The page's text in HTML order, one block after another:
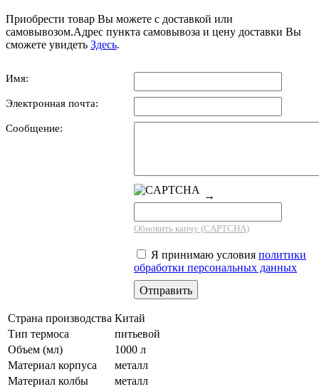
Приобрести товар Вы можете с доставкой или
самовывозом.Адрес пункта самовывоза и цену доставки Вы
сможете увидеть Здесь.
Имя:
Электронная почта:
Сообщение:
→
Обновить капчу (CAPTCHA)
Я принимаю условия политики
обработки персональных данных
Страна производства Китай
Тип термоса
питьевой
Объем (мл)
1000 л
Материал корпуса
металл
Материал колбы
металл